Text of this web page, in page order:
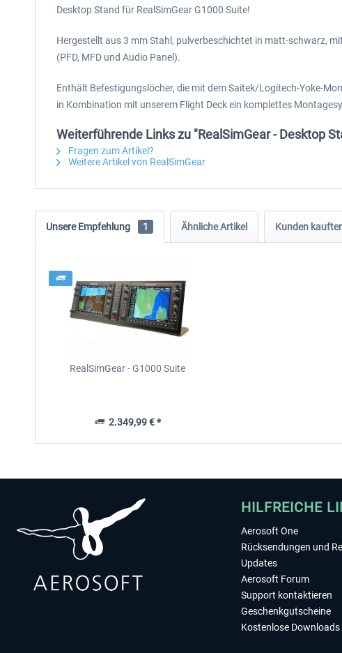
Desktop Stand für RealSimGear G1000 Suite!
Hergestellt aus 3 mm Stahl, pulverbeschichtet in matt-schwarz,
(PFD, MFD und Audio Panel).
Enthält Befestigungslöcher, die mit dem Saitek/Logitech-Yoke-
in Kombination mit unserem Flight Deck ein komplettes
Weiterführende Links zu "RealSimGear - Desktop
Fragen zum Artikel?
Weitere Artikel von RealSimGear
Unsere Empfehlung 1 Ähnliche Artikel Kunden
RealSimGear - G1000 Suite
2.349,99 € *
HILFREICHE
Aerosoft One
Rücksendungen und
Updates
Aerosoft Forum
Support kontaktieren
Geschenkgutscheine
Kostenlose Downloads